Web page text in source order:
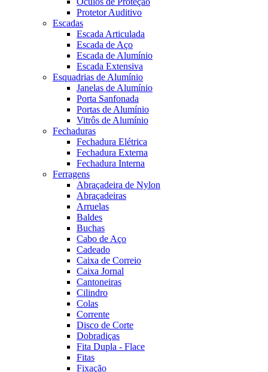
Protetor Auditivo
Escadas
Escada Articulada
Escada de Aço
Escada de Alumínio
Escada Extensiva
Esquadrias de Alumínio
Janelas de Alumínio
Porta Sanfonada
Portas de Alumínio
Vitrôs de Alumínio
Fechaduras
Fechadura Elétrica
Fechadura Externa
Fechadura Interna
Ferragens
Abraçadeira de Nylon
Abraçadeiras
Arruelas
Baldes
Buchas
Cabo de Aço
Cadeado
Caixa de Correio
Caixa Jornal
Cantoneiras
Cilindro
Colas
Corrente
Disco de Corte
Dobradiças
Fita Dupla - Flace
Fitas
Fixação